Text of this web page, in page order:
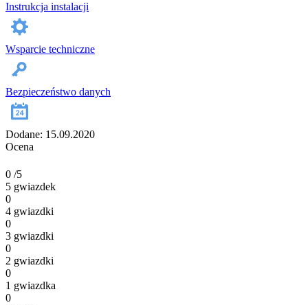
Instrukcja instalacji
Wsparcie techniczne
Bezpieczeństwo danych
Dodane: 15.09.2020
Ocena
0 /5
5 gwiazdek
0
4 gwiazdki
0
3 gwiazdki
0
2 gwiazdki
0
1 gwiazdka
0